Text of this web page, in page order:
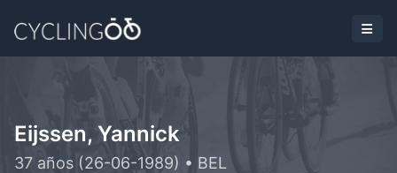
Eijssen, Yannick
37 años (26-06-1989) • BEL